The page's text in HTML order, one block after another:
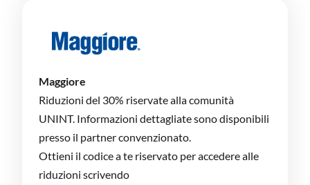
Maggiore
Riduzioni del 30% riservate alla comunità
UNINT. Informazioni dettagliate sono disponibili
presso il partner convenzionato.
Ottieni il codice a te riservato per accedere alle
riduzioni scrivendo